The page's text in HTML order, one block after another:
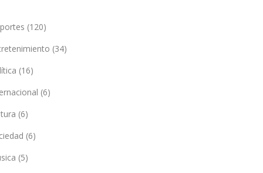
(120)
(34)
(16)
(6)
(6)
(6)
(5)